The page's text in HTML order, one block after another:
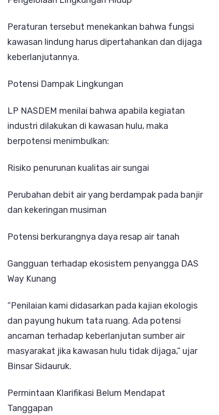
Peraturan tersebut menekankan bahwa fungsi
kawasan lindung harus dipertahankan dan dijaga
keberlanjutannya.
Potensi Dampak Lingkungan
LP NASDEM menilai bahwa apabila kegiatan
industri dilakukan di kawasan hulu, maka
berpotensi menimbulkan:
Risiko penurunan kualitas air sungai
Perubahan debit air yang berdampak pada banjir
dan kekeringan musiman
Potensi berkurangnya daya resap air tanah
Gangguan terhadap ekosistem penyangga DAS
Way Kunang
“Penilaian kami didasarkan pada kajian ekologis
dan payung hukum tata ruang. Ada potensi
ancaman terhadap keberlanjutan sumber air
masyarakat jika kawasan hulu tidak dijaga,” ujar
Binsar Sidauruk.
Permintaan Klarifikasi Belum Mendapat
Tanggapan